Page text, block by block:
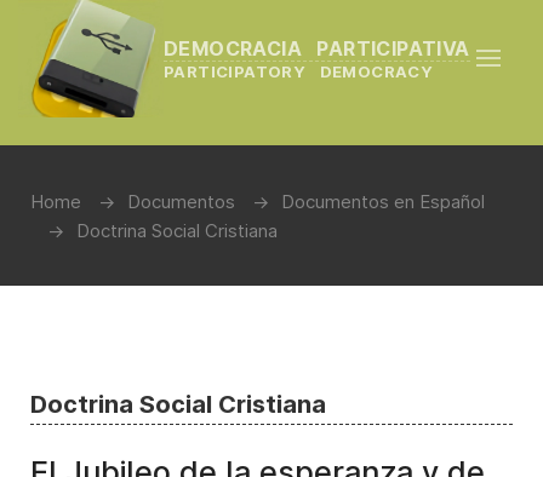
DEMOCRACIA PARTICIPATIVA
PARTICIPATORY DEMOCRACY
Home Documentos
Documentos en Español
Doctrina Social Cristiana
Doctrina Social Cristiana